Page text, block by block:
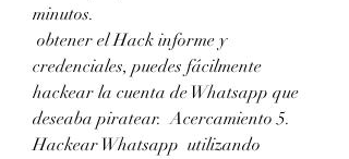
minutos.
credenciales, puedes fácilmente
hackear la cuenta de Whatsapp que
deseaba piratear.  Acercamiento 5.
Hackear Whatsapp  utilizando